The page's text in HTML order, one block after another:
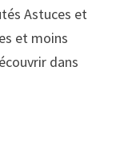
Astuces et
et moins
dans